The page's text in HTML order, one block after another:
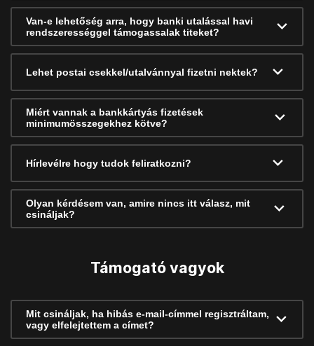
Van-e lehetőség arra, hogy banki utalással havi
rendszerességgel támogassalak titeket?
Lehet postai csekkel/utalvánnyal fizetni nektek?
Miért vannak a bankkártyás fizetések
minimumösszegekhez kötve?
Hírlevélre hogy tudok feliratkozni?
Olyan kérdésem van, amire nincs itt válasz, mit
csináljak?
Támogató vagyok
Mit csináljak, ha hibás e-mail-címmel regisztráltam,
vagy elfelejtettem a címet?